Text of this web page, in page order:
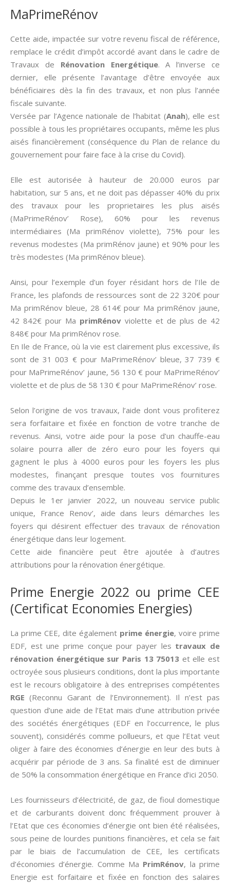
MaPrimeRénov
Cette aide, impactée sur votre revenu fiscal de référence,
remplace le crédit d’impôt accordé avant dans le cadre de
Travaux de Rénovation Energétique. A l’inverse ce
dernier, elle présente l’avantage d’être envoyée aux
bénéficiaires dès la fin des travaux, et non plus l’année
fiscale suivante.
Versée par l’Agence nationale de l’habitat (Anah), elle est
possible à tous les propriétaires occupants, même les plus
aisés financièrement (conséquence du Plan de relance du
gouvernement pour faire face à la crise du Covid).
Elle est autorisée à hauteur de 20.000 euros par
habitation, sur 5 ans, et ne doit pas dépasser 40% du prix
des travaux pour les proprietaires les plus aisés
(MaPrimeRénov’ Rose), 60% pour les revenus
intermédiaires (Ma primRénov violette), 75% pour les
revenus modestes (Ma primRénov jaune) et 90% pour les
très modestes (Ma primRénov bleue).
Ainsi, pour l’exemple d’un foyer résidant hors de l’Ile de
France, les plafonds de ressources sont de 22 320€ pour
Ma primRénov bleue, 28 614€ pour Ma primRénov jaune,
42 842€ pour Ma primRénov violette et de plus de 42
848€ pour Ma primRénov rose.
En Ile de France, où la vie est clairement plus excessive, ils
sont de 31 003 € pour MaPrimeRénov’ bleue, 37 739 €
pour MaPrimeRénov’ jaune, 56 130 € pour MaPrimeRénov’
violette et de plus de 58 130 € pour MaPrimeRénov’ rose.
Selon l’origine de vos travaux, l’aide dont vous profiterez
sera forfaitaire et fixée en fonction de votre tranche de
revenus. Ainsi, votre aide pour la pose d’un chauffe-eau
solaire pourra aller de zéro euro pour les foyers qui
gagnent le plus à 4000 euros pour les foyers les plus
modestes, finançant presque toutes vos fournitures
comme des travaux d’ensemble.
Depuis le 1er janvier 2022, un nouveau service public
unique, France Renov’, aide dans leurs démarches les
foyers qui désirent effectuer des travaux de rénovation
énergétique dans leur logement.
Cette aide financière peut être ajoutée à d’autres
attributions pour la rénovation énergétique.
Prime Energie 2022 ou prime CEE
(Certificat Economies Energies)
La prime CEE, dite également prime énergie, voire prime
EDF, est une prime conçue pour payer les travaux de
rénovation énergétique sur Paris 13 75013 et elle est
octroyée sous plusieurs conditions, dont la plus importante
est le recours obligatoire à des entreprises compétentes
RGE (Reconnu Garant de l’Environnement). Il n’est pas
question d’une aide de l’Etat mais d’une attribution privée
des sociétés énergétiques (EDF en l’occurrence, le plus
souvent), considérés comme pollueurs, et que l’Etat veut
oliger à faire des économies d’énergie en leur des buts à
acquérir par période de 3 ans. Sa finalité est de diminuer
de 50% la consommation énergétique en France d’ici 2050.
Les fournisseurs d’électricité, de gaz, de fioul domestique
et de carburants doivent donc fréquemment prouver à
l’Etat que ces économies d’énergie ont bien été réalisées,
sous peine de lourdes punitions financières, et cela se fait
par le biais de l’accumulation de CEE, les certificats
d’économies d’énergie. Comme Ma PrimRénov, la prime
Energie est forfaitaire et fixée en fonction des salaires